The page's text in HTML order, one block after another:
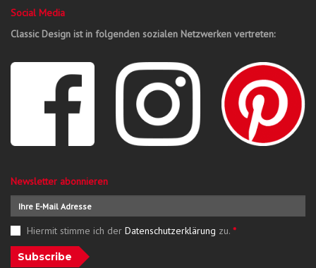
Social Media
Classic Design ist in folgenden sozialen Netzwerken vertreten:
Newsletter abonnieren
Hiermit stimme ich der Datenschutzerklärung zu. *
Subscribe